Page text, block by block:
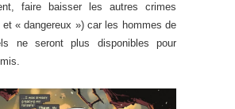
faire baisser les autres crimes
« dangereux ») car les hommes de
ne seront plus disponibles pour